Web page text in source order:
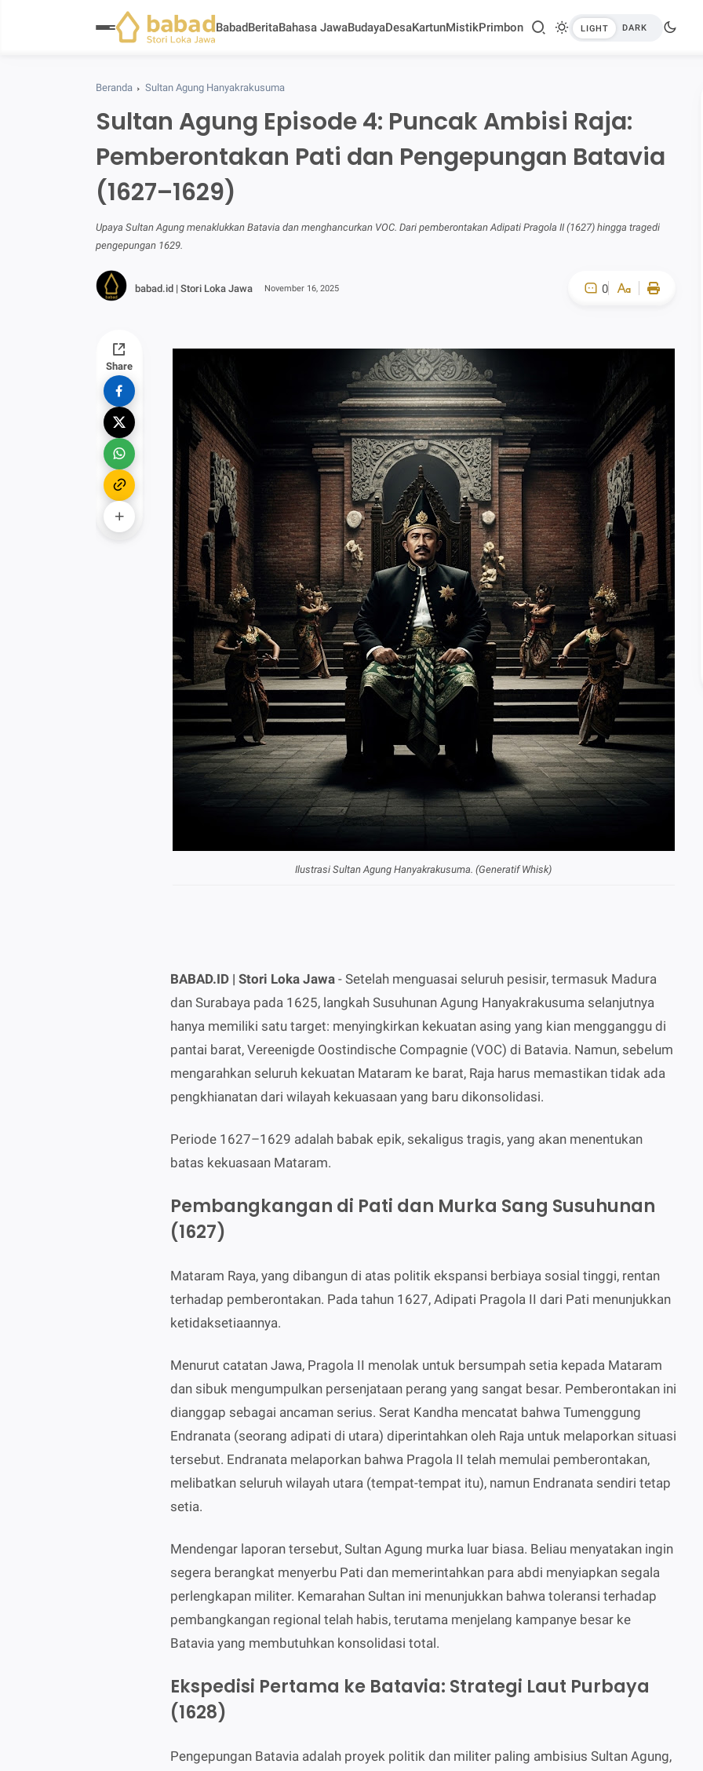
BabadBeritaBahasa JawaBudayaDesaKartunMistikPrimbon
Beranda Sultan Agung Hanyakrakusuma
Sultan Agung Episode 4: Puncak Ambisi Raja:
Pemberontakan Pati dan Pengepungan Batavia
(1627–1629)
Upaya Sultan Agung menaklukkan Batavia dan menghancurkan VOC. Dari pemberontakan Adipati Pragola II (1627) hingga tragedi
pengepungan 1629.
babad.id | Stori Loka Jawa November 16, 2025 0
Share
Ilustrasi Sultan Agung Hanyakrakusuma. (Generatif Whisk)
BABAD.ID | Stori Loka Jawa - Setelah menguasai seluruh pesisir, termasuk Madura
dan Surabaya pada 1625, langkah Susuhunan Agung Hanyakrakusuma selanjutnya
hanya memiliki satu target: menyingkirkan kekuatan asing yang kian mengganggu di
pantai barat, Vereenigde Oostindische Compagnie (VOC) di Batavia. Namun, sebelum
mengarahkan seluruh kekuatan Mataram ke barat, Raja harus memastikan tidak ada
pengkhianatan dari wilayah kekuasaan yang baru dikonsolidasi.
Periode 1627–1629 adalah babak epik, sekaligus tragis, yang akan menentukan
batas kekuasaan Mataram.
Pembangkangan di Pati dan Murka Sang Susuhunan
(1627)
Mataram Raya, yang dibangun di atas politik ekspansi berbiaya sosial tinggi, rentan
terhadap pemberontakan. Pada tahun 1627, Adipati Pragola II dari Pati menunjukkan
ketidaksetiaannya.
Menurut catatan Jawa, Pragola II menolak untuk bersumpah setia kepada Mataram
dan sibuk mengumpulkan persenjataan perang yang sangat besar. Pemberontakan ini
dianggap sebagai ancaman serius. Serat Kandha mencatat bahwa Tumenggung
Endranata (seorang adipati di utara) diperintahkan oleh Raja untuk melaporkan situasi
tersebut. Endranata melaporkan bahwa Pragola II telah memulai pemberontakan,
melibatkan seluruh wilayah utara (tempat-tempat itu), namun Endranata sendiri tetap
setia.
Mendengar laporan tersebut, Sultan Agung murka luar biasa. Beliau menyatakan ingin
segera berangkat menyerbu Pati dan memerintahkan para abdi menyiapkan segala
perlengkapan militer. Kemarahan Sultan ini menunjukkan bahwa toleransi terhadap
pembangkangan regional telah habis, terutama menjelang kampanye besar ke
Batavia yang membutuhkan konsolidasi total.
Ekspedisi Pertama ke Batavia: Strategi Laut Purbaya
(1628)
Pengepungan Batavia adalah proyek politik dan militer paling ambisius Sultan Agung,